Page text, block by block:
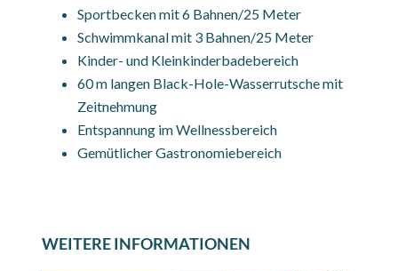
Sportbecken mit 6 Bahnen/25 Meter
Schwimmkanal mit 3 Bahnen/25 Meter
Kinder- und Kleinkinderbadebereich
60 m langen Black-Hole-Wasserrutsche mit
Zeitnehmung
Entspannung im Wellnessbereich
Gemütlicher Gastronomiebereich
WEITERE INFORMATIONEN